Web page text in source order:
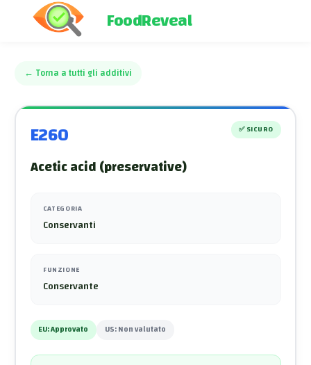
FoodReveal
← Torna a tutti gli additivi
E260 ✅SICURO
Acetic acid (preservative)
CATEGORIA
Conservanti
FUNZIONE
Conservante
EU:Approvato US:Non valutato